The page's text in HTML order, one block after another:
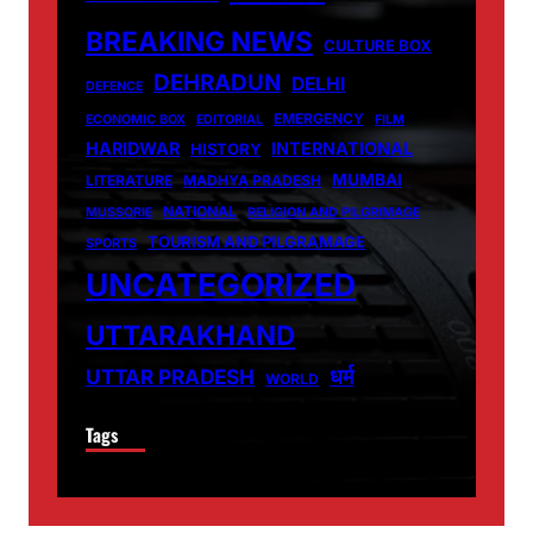
BREAKING NEWS CULTURE BOX
DEFENCE DEHRADUN DELHI
ECONOMIC BOX EDITORIAL EMERGENCY FILM
HARIDWAR HISTORY INTERNATIONAL
LITERATURE MADHYA PRADESH MUMBAI
MUSSORIE NATIONAL
RELIGION AND PILGRIMAGE
SPORTS
TOURISM AND PILGRAMAGE
UNCATEGORIZED
UTTARAKHAND
UTTAR PRADESH WORLD धर्म
Tags